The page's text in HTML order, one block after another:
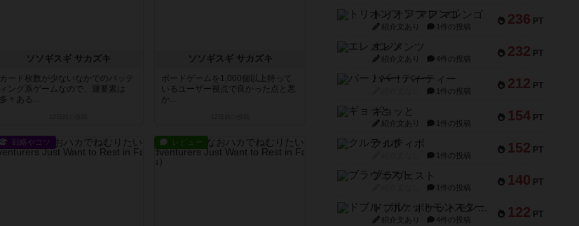
ソソギスギ サカズキ
カード枚数が少ないなかでのバッテ
ィング系ゲームなので、運要素は
多々ある...
ソソギスギ サカズキ
ボードゲームを1,000個以上持って
いるユーザー視点で良かった点と悪
か...
戦略やコツ レビュー
236 PT
トリオンフ ア マレンゴ
紹介文あり 1件の投稿
232 PT
エレメンツ
紹介文あり 4件の投稿
212 PT
バー！パーティー
1件の投稿
154 PT
ギョッと
紹介文あり 1件の投稿
152 PT
クルティボ
1件の投稿
140 PT
ブラヴェスト
1件の投稿
122 PT
ドブル：ポケットモンスター
紹介文あり 4件の投稿